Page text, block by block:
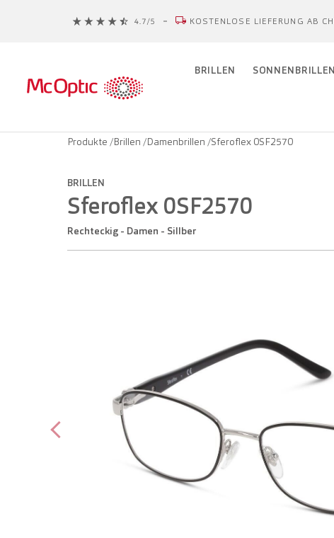
KOSTENLOSE LIEFERUNG AB
BRILLEN SONNENBRILLEN
Produkte /Brillen /Damenbrillen /Sferoflex 0SF2570
BRILLEN
Sferoflex 0SF2570
Rechteckig - Damen - Sillber